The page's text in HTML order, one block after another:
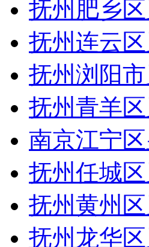
抚州肥乡
抚州连云
抚州浏阳
抚州青羊
南京江宁
抚州任城
抚州黄州
抚州龙华